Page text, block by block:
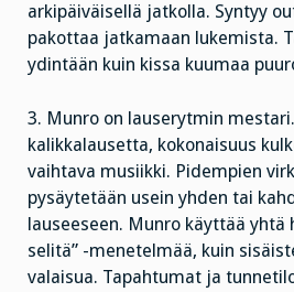
arkipäiväisellä jatkolla. Syntyy
pakottaa jatkamaan lukemista.
ydintään kuin kissa kuumaa
3. Munro on lauserytmin
kalikkalausetta, kokonaisuus
vaihtava musiikki. Pidempien
pysäytetään usein yhden tai
lauseeseen. Munro käyttää yhtä
selitä” -menetelmää, kuin
valaisua. Tapahtumat ja